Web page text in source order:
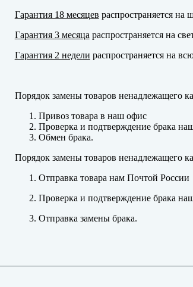
Гарантия 18 месяцев распространяется
Гарантия 3 месяца распространяется на
Гарантия 2 недели распространяется на
Порядок замены товаров ненадлежащего
Привоз товара в наш офис
Проверка и подтверждение брака
Обмен брака.
Порядок замены товаров ненадлежащего
Отправка товара нам Почтой России
Проверка и подтверждение брака
Отправка замены брака.